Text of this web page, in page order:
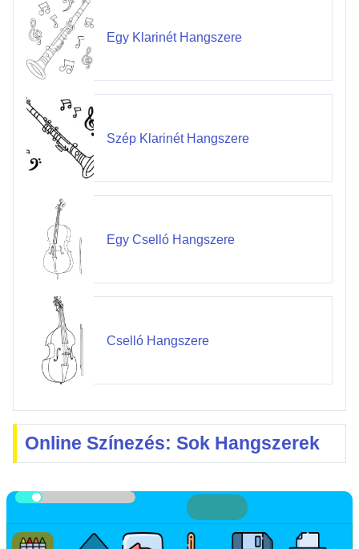
Egy Klarinét Hangszere
Szép Klarinét Hangszere
Egy Cselló Hangszere
Cselló Hangszere
Online Színezés: Sok Hangszerek